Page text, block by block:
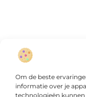
Om de beste
informatie over je
technologieën kunnen